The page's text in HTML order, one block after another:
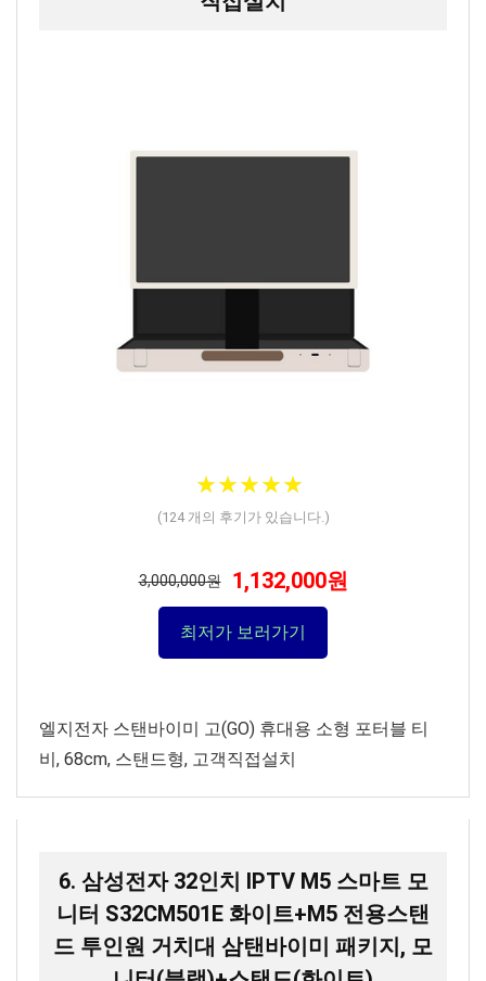
★★★★★
★★★★★
(124개의 후기가 있습니다.)
3,000,000원 1,132,000원
최저가 보러가기
엘지전자 스탠바이미 고(GO) 휴대용 소형 포터블 티
비, 68cm, 스탠드형, 고객직접설치
6. 삼성전자 32인치 IPTV M5 스마트 모
니터 S32CM501E 화이트+M5 전용스탠
드 투인원 거치대 삼탠바이미 패키지, 모